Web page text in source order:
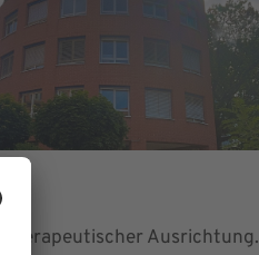
Ausrichtung.